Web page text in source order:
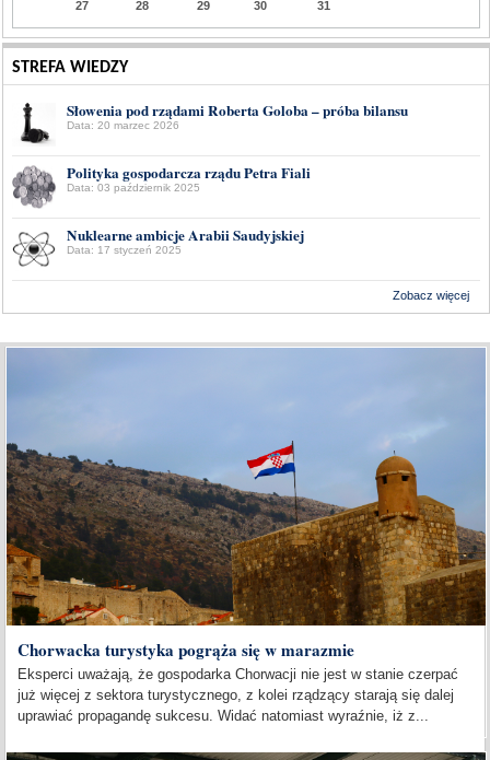
27 28 29 30 31
STREFA WIEDZY
Słowenia pod rządami Roberta Goloba – próba bilansu
Data: 20 marzec 2026
Polityka gospodarcza rządu Petra Fiali
Data: 03 październik 2025
Nuklearne ambicje Arabii Saudyjskiej
Data: 17 styczeń 2025
Zobacz więcej
Chorwacka turystyka pogrąża się w marazmie
Eksperci uważają, że gospodarka Chorwacji nie jest w stanie czerpać
już więcej z sektora turystycznego, z kolei rządzący starają się dalej
uprawiać propagandę sukcesu. Widać natomiast wyraźnie, iż z...